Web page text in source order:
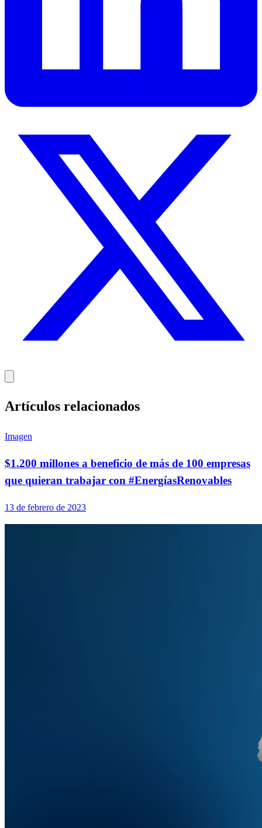
Artículos relacionados
Imagen
$1.200 millones a beneficio de más de 100 empresas
que quieran trabajar con #EnergíasRenovables
13 de febrero de 2023